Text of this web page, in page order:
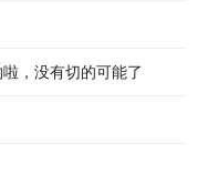
，没有切的可能了